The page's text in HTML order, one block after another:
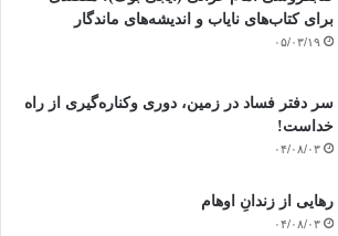
برای کتاب‌های نایاب و اندیشه‌های ماندگار
۰۵/۰۳/۱۹
سر دفتر فساد در زمین‌، دوری وکناره‌گیری از راه
خداست‌!
۰۴/۰۸/۰۳
رهایی از زندانِ اوهام
۰۴/۰۸/۰۳